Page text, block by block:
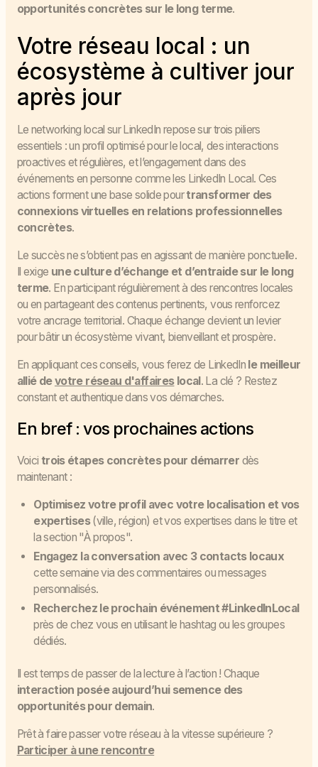
opportunités concrètes sur le long terme.
Votre réseau local : un
écosystème à cultiver jour
après jour
Le networking local sur LinkedIn repose sur trois piliers
essentiels : un profil optimisé pour le local, des interactions
proactives et régulières, et l’engagement dans des
événements en personne comme les LinkedIn Local. Ces
actions forment une base solide pourtransformer des
connexions virtuelles en relations professionnelles
concrètes.
Le succès ne s’obtient pas en agissant de manière ponctuelle.
Il exige une culture d’échange et d’entraide sur le long
terme. En participant régulièrement à des rencontres locales
ou en partageant des contenus pertinents, vous renforcez
votre ancrage territorial. Chaque échange devient un levier
pour bâtir un écosystème vivant, bienveillant et prospère.
En appliquant ces conseils, vous ferez de LinkedIn le meilleur
allié devotre réseau d'affaireslocal. La clé ? Restez
constant et authentique dans vos démarches.
En bref : vos prochaines actions
Voici trois étapes concrètes pour démarrer dès
maintenant :
Optimisez votre profil avec votre localisation et vos
expertises(ville, région) et vos expertises dans le titre et
la section "À propos".
Engagez la conversation avec 3 contacts locaux
cette semaine via des commentaires ou messages
personnalisés.
Recherchez le prochain événement #LinkedInLocal
près de chez vous en utilisant le hashtag ou les groupes
dédiés.
Il est temps de passer de la lecture à l’action ! Chaque
interaction posée aujourd’hui semence des
opportunités pour demain.
Prêt à faire passer votre réseau à la vitesse supérieure ?
Participer à une rencontre